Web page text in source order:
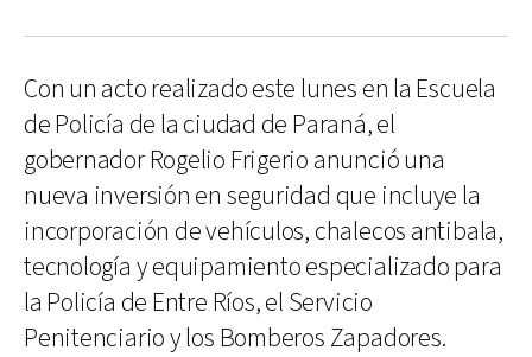
Con un acto realizado este lunes en la Escuela
de Policía de la ciudad de Paraná, el
gobernador Rogelio Frigerio anunció una
nueva inversión en seguridad que incluye la
incorporación de vehículos, chalecos antibala,
tecnología y equipamiento especializado para
la Policía de Entre Ríos, el Servicio
Penitenciario y los Bomberos Zapadores.